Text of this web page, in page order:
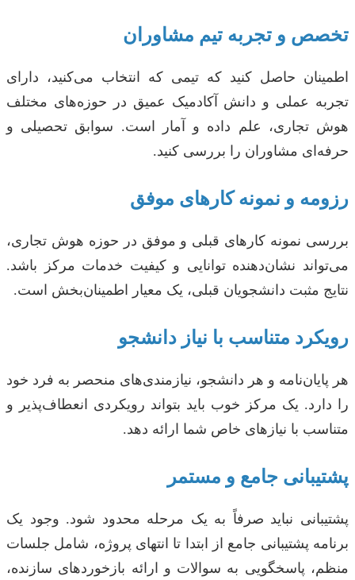
تخصص و تجربه تیم مشاوران
اطمینان حاصل کنید که تیمی که انتخاب می‌کنید، دارای
تجربه عملی و دانش آکادمیک عمیق در حوزه‌های مختلف
هوش تجاری، علم داده و آمار است. سوابق تحصیلی و
حرفه‌ای مشاوران را بررسی کنید.
رزومه و نمونه کارهای موفق
بررسی نمونه کارهای قبلی و موفق در حوزه هوش تجاری،
می‌تواند نشان‌دهنده توانایی و کیفیت خدمات مرکز باشد.
نتایج مثبت دانشجویان قبلی، یک معیار اطمینان‌بخش است.
رویکرد متناسب با نیاز دانشجو
هر پایان‌نامه و هر دانشجو، نیازمندی‌های منحصر به فرد خود
را دارد. یک مرکز خوب باید بتواند رویکردی انعطاف‌پذیر و
متناسب با نیازهای خاص شما ارائه دهد.
پشتیبانی جامع و مستمر
پشتیبانی نباید صرفاً به یک مرحله محدود شود. وجود یک
برنامه پشتیبانی جامع از ابتدا تا انتهای پروژه، شامل جلسات
منظم، پاسخگویی به سوالات و ارائه بازخوردهای سازنده،